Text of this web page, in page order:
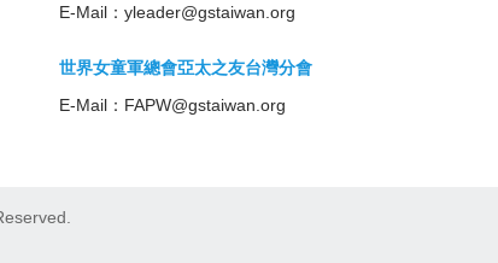
E-Mail： yleader@gstaiwan.org
世界女童軍總會亞太之友台灣分會
E-Mail： FAPW@gstaiwan.org